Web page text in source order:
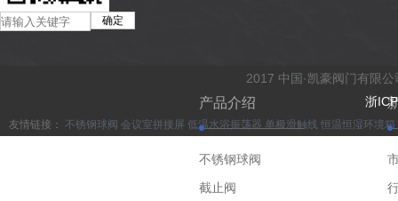
产品介绍
不锈钢球阀
截止阀
2017 中国·凯豪阀门有限
浙
友情链接： 不锈钢球阀 会议室拼接屏 低温水浴振荡器 单极滑触线 恒温恒湿环境箱